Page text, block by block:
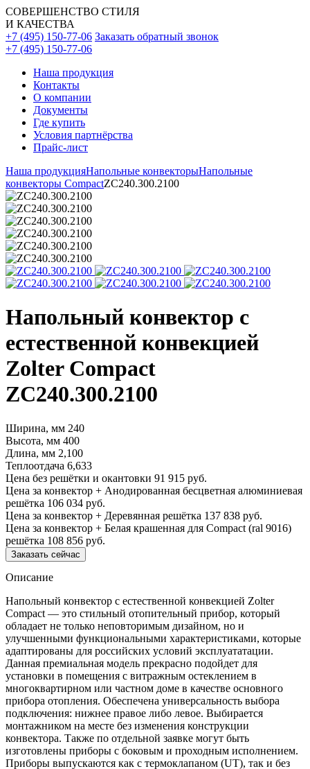
СОВЕРШЕНСТВО СТИЛЯ
И КАЧЕСТВА
+7 (495) 150-77-06 Заказать обратный звонок
+7 (495) 150-77-06
Наша продукция
Контакты
О компании
Документы
Где купить
Условия партнёрства
Прайс-лист
Наша продукцияНапольные конвекторыНапольные
конвекторы CompactZC240.300.2100
Напольный конвектор с
естественной конвекцией
Zolter Compact
ZC240.300.2100
Ширина, мм 240
Высота, мм 400
Длина, мм 2,100
Теплоотдача 6,633
Цена без решётки и окантовки 91 915 руб.
Цена за конвектор + Анодированная бесцветная алюминиевая
решётка 106 034 руб.
Цена за конвектор + Деревянная решётка 137 838 руб.
Цена за конвектор + Белая крашенная для Compact (ral 9016)
решётка 108 856 руб.
Заказать сейчас
Описание
Напольный конвектор с естественной конвекцией Zolter
Compact — это стильный отопительный прибор, который
обладает не только неповторимым дизайном, но и
улучшенными функциональными характеристиками, которые
адаптированы для российских условий эксплуататации.
Данная премиальная модель прекрасно подойдет для
установки в помещения с витражным остеклением в
многоквартирном или частном доме в качестве основного
прибора отопления. Обеспечена универсальность выбора
подключения: нижнее правое либо левое. Выбирается
монтажником на месте без изменения конструкции
конвектора. Также по отдельной заявке могут быть
изготовлены приборы с боковым и проходным исполнением.
Приборы выпускаются как с термоклапаном (UT), так и без